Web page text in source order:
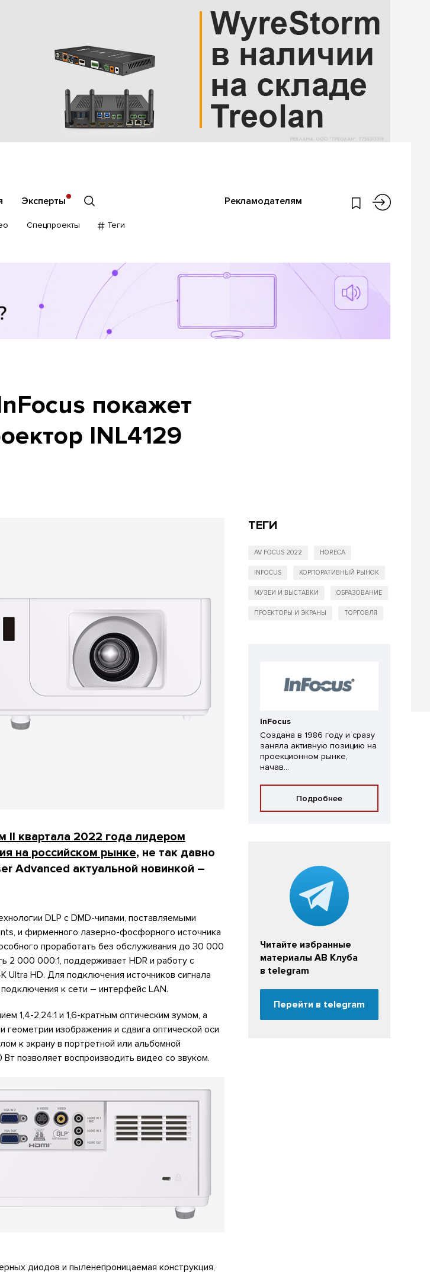
Эксперты Рекламодателям
Спецпроекты Теги
покажет
INL4129
II квартала 2022 года лидером
на российском рынке, не так давно
Advanced актуальной новинкой –
DLP с DMD-чипами, поставляемыми
и фирменного лазерно-фосфорного источника
проработать без обслуживания до 30 000
2 000 000:1, поддерживает HDR и работу с
HD. Для подключения источников сигнала
к сети – интерфейс LAN.
1,4-2,24:1 и 1,6-кратным оптическим зумом, а
изображения и сдвига оптической оси
к экрану в портретной или альбомной
позволяет воспроизводить видео со звуком.
диодов и пыленепроницаемая конструкция,
ТЕГИ
AV FOCUS 2022 HORECA
INFOCUS КОРПОРАТИВНЫЙ РЫНОК
МУЗЕИ И ВЫСТАВКИ ОБРАЗОВАНИЕ
ПРОЕКТОРЫ И ЭКРАНЫ ТОРГОВЛЯ
InFocus
Создана в 1986 году и сразу
заняла активную позицию на
проекционном рынке,
начав...
Подробнее
Читайте избранные
материалы АВ Клуба
в telegram
Перейти в telegram